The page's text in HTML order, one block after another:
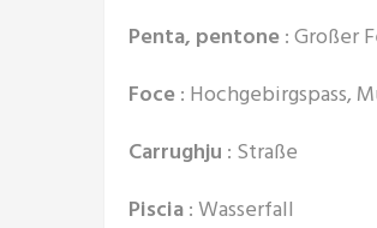
Penta, pentone: Großer
Foce: Hochgebirgspass,
Carrughju : Straße
Piscia: Wasserfall